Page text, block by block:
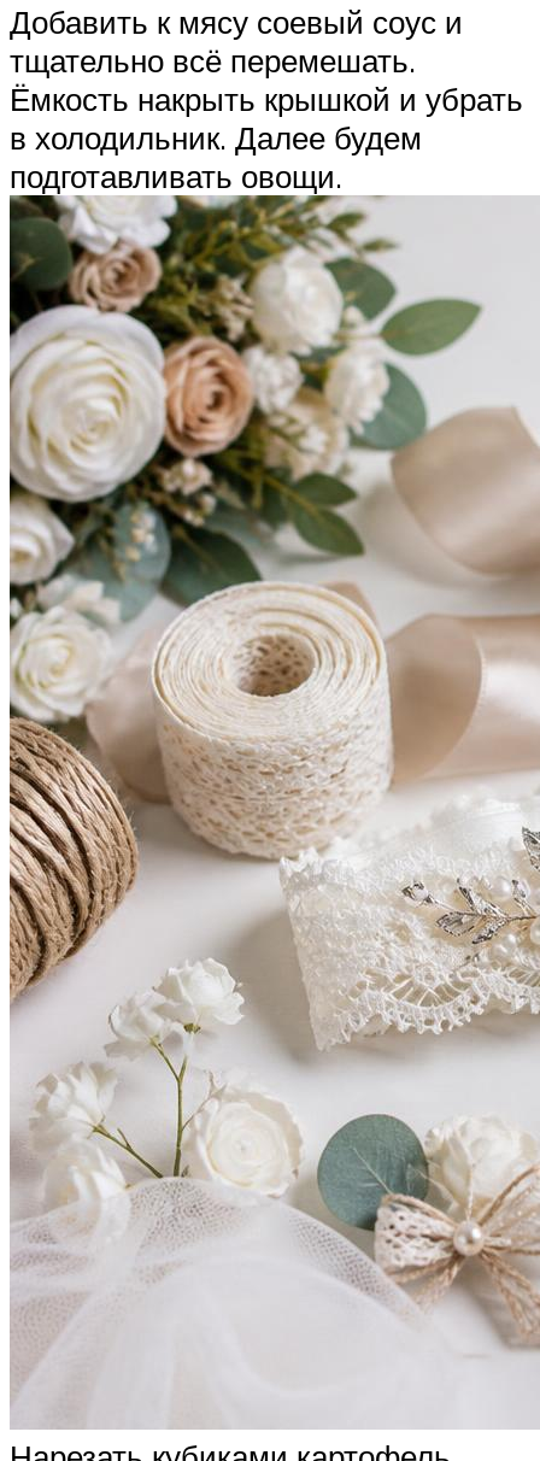
Добавить к мясу соевый соус и
тщательно всё перемешать.
Ёмкость накрыть крышкой и убрать
в холодильник. Далее будем
подготавливать овощи.